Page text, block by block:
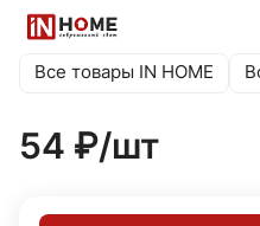
Все товары IN HOME
54 ₽/шт